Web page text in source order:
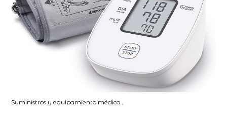
Suministros y equipamiento médico...